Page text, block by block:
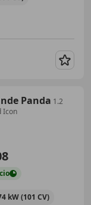
Panda 1.2
Icon
kW (101 CV)